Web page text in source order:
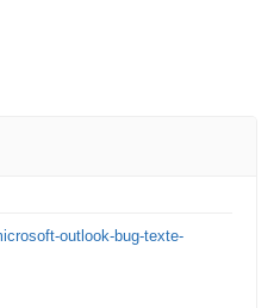
outlook-bug-texte-